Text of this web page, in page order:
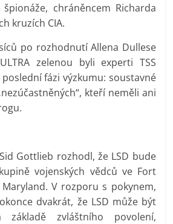
chráněncem Richarda
kruzích CIA.
po rozhodnutí Allena Dullese
zelenou byli experti TSS
fázi výzkumu: soustavné
kteří neměli ani
Gottlieb rozhodl, že LSD bude
vojenských vědců ve Fort
V rozporu s pokynem,
dvakrát, že LSD může být
zvláštního povolení,